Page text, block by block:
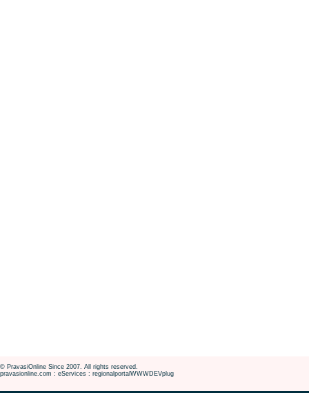
© PravasiOnline Since 2007. All rights reserved.
pravasionline.com : eServices : regionalportalWWWDEVplug